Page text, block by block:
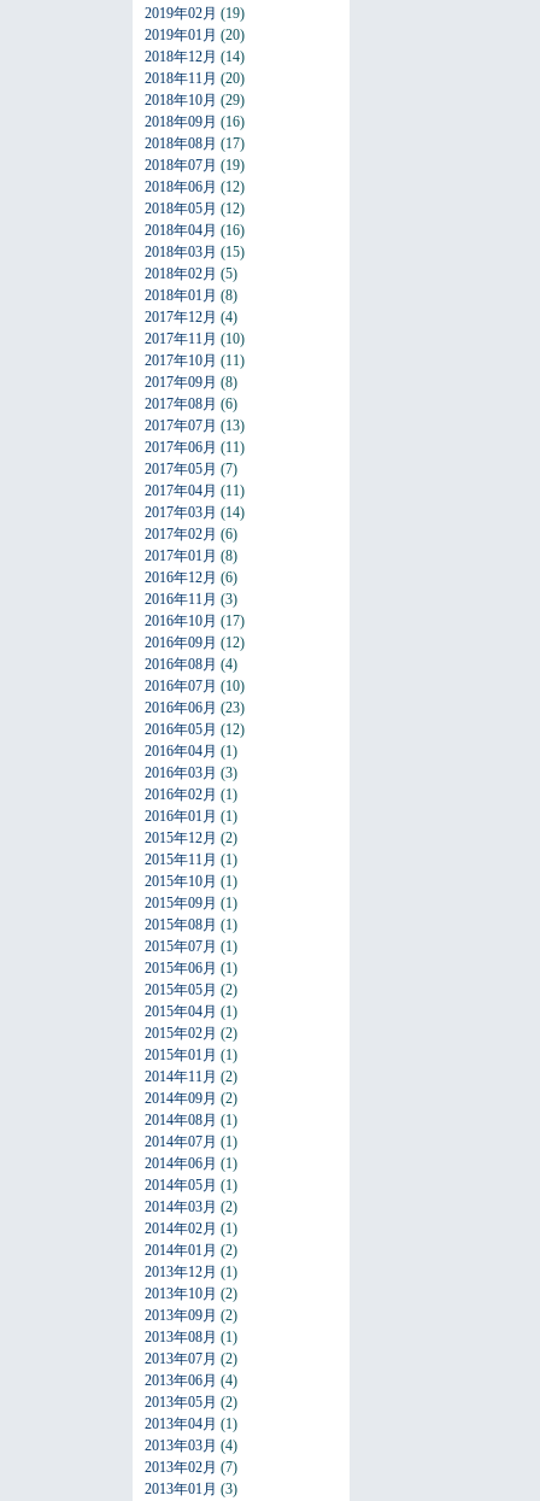
2019年02月 (19)
2019年01月 (20)
2018年12月 (14)
2018年11月 (20)
2018年10月 (29)
2018年09月 (16)
2018年08月 (17)
2018年07月 (19)
2018年06月 (12)
2018年05月 (12)
2018年04月 (16)
2018年03月 (15)
2018年02月 (5)
2018年01月 (8)
2017年12月 (4)
2017年11月 (10)
2017年10月 (11)
2017年09月 (8)
2017年08月 (6)
2017年07月 (13)
2017年06月 (11)
2017年05月 (7)
2017年04月 (11)
2017年03月 (14)
2017年02月 (6)
2017年01月 (8)
2016年12月 (6)
2016年11月 (3)
2016年10月 (17)
2016年09月 (12)
2016年08月 (4)
2016年07月 (10)
2016年06月 (23)
2016年05月 (12)
2016年04月 (1)
2016年03月 (3)
2016年02月 (1)
2016年01月 (1)
2015年12月 (2)
2015年11月 (1)
2015年10月 (1)
2015年09月 (1)
2015年08月 (1)
2015年07月 (1)
2015年06月 (1)
2015年05月 (2)
2015年04月 (1)
2015年02月 (2)
2015年01月 (1)
2014年11月 (2)
2014年09月 (2)
2014年08月 (1)
2014年07月 (1)
2014年06月 (1)
2014年05月 (1)
2014年03月 (2)
2014年02月 (1)
2014年01月 (2)
2013年12月 (1)
2013年10月 (2)
2013年09月 (2)
2013年08月 (1)
2013年07月 (2)
2013年06月 (4)
2013年05月 (2)
2013年04月 (1)
2013年03月 (4)
2013年02月 (7)
2013年01月 (3)